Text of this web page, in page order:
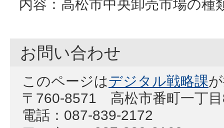
内容：高松市中央卸売市場の種
お問い合わせ
このページはデジタル戦略課
〒760-8571 高松市番町一丁
電話：087-839-2172